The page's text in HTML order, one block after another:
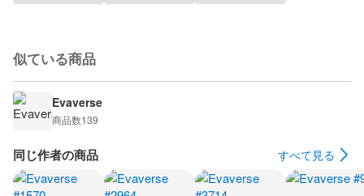
似ている商品
Evaverse
商品数139
同じ作者の商品 すべて見る